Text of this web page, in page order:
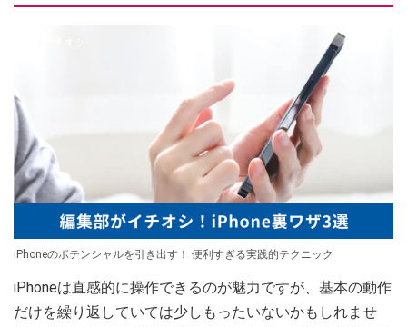
iPhoneのポテンシャルを引き出す！ 便利すぎる実践的テクニック
iPhoneは直感的に操作できるのが魅力ですが、基本の動作
だけを繰り返していては少しもったいないかもしれませ